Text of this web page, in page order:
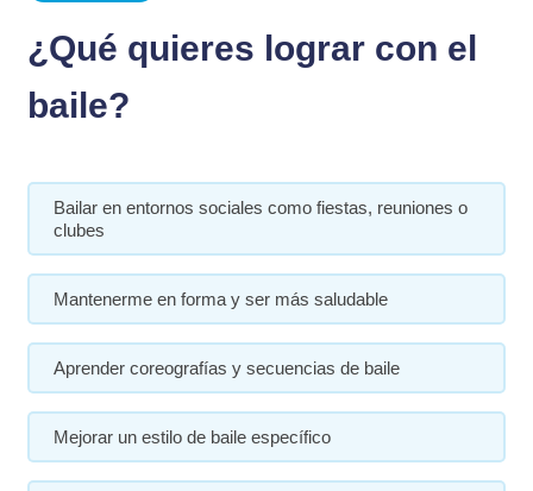
¿Qué quieres lograr con el
baile?
Bailar en entornos sociales como fiestas, reuniones o
clubes
Mantenerme en forma y ser más saludable
Aprender coreografías y secuencias de baile
Mejorar un estilo de baile específico